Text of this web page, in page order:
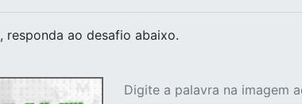
, responda ao desafio abaixo.
Digite a palavra na imagem